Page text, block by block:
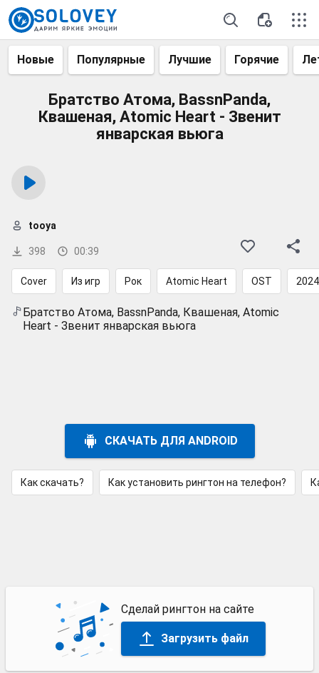
Новые Популярные Лучшие Горячие
Братство Атома, BassnPanda,
Квашеная, Atomic Heart - Звенит
январская вьюга
398 00:39
tooya
Cover Из игр Рок Atomic Heart OST 2024
Братство Атома, BassnPanda, Квашеная, Atomic
Heart - Звенит январская вьюга
СКАЧАТЬ ДЛЯ ANDROID
Как скачать? Как установить рингтон на телефон?
Сделай рингтон на сайте
Загрузить файл